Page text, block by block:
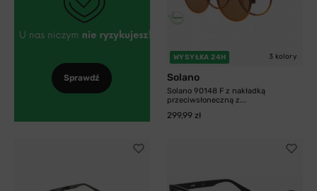
Sprawdź
WYSYŁKA 24H 3 kolory
Solano
Solano 90148 F z nakładką
przeciwsłoneczną z...
299,99 zł